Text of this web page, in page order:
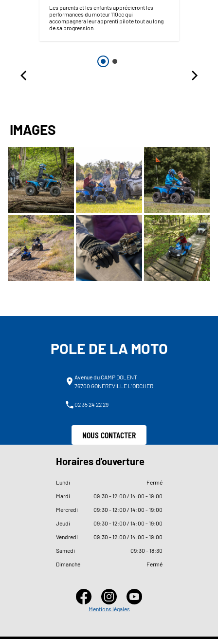
Les parents et les enfants apprécieront les
performances du moteur 110cc qui
accompagnera leur apprenti pilote tout au long
de sa progression.
IMAGES
POLE DE LA MOTO
Avenue du CAMP DOLENT
76700 GONFREVILLE L'ORCHER
02 35 24 22 29
NOUS CONTACTER
Horaires d'ouverture
Lundi
Fermé
Mardi
09:30 - 12:00 / 14:00 - 19:00
Mercredi
09:30 - 12:00 / 14:00 - 19:00
Jeudi
09:30 - 12:00 / 14:00 - 19:00
Vendredi
09:30 - 12:00 / 14:00 - 19:00
Samedi
09:30 - 18:30
Dimanche
Fermé
Mentions légales